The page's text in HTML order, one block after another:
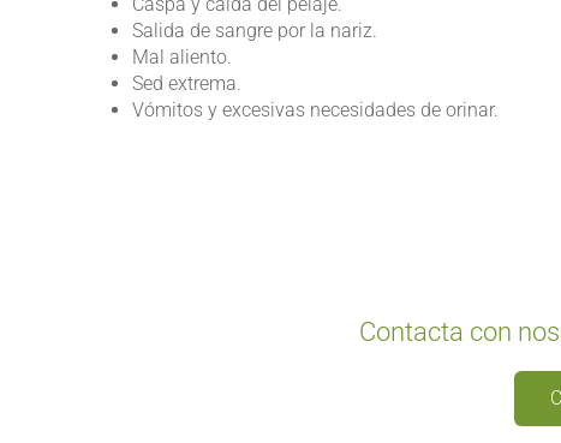
Salida de sangre por la nariz.
Mal aliento.
Sed extrema.
Vómitos y excesivas necesidades de orinar.
Contacta con